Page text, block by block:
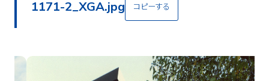
1171-2_XGA.jpg コピーする